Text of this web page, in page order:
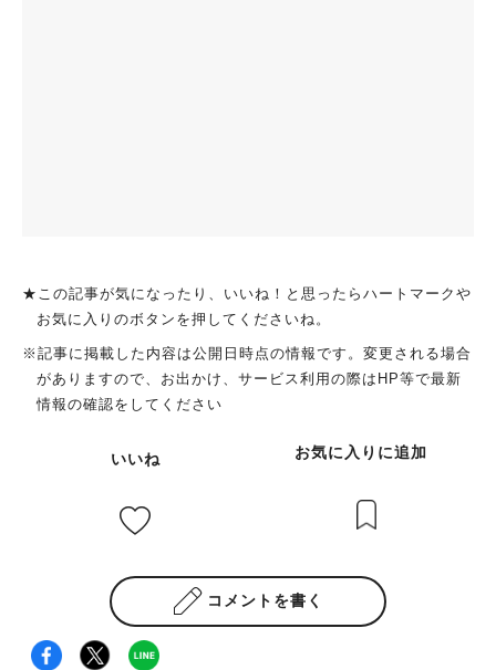
★この記事が気になったり、いいね！と思ったらハートマークや
お気に入りのボタンを押してくださいね。
※記事に掲載した内容は公開日時点の情報です。変更される場合
がありますので、お出かけ、サービス利用の際はHP等で最新
情報の確認をしてください
いいね お気に入りに追加
コメントを書く